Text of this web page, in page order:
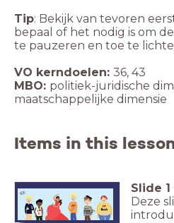
Tip: Bekijk van tevoren
bepaal of het nodig is om
te pauzeren en toe te
VO kerndoelen:
MBO: politiek-juridische
Items in this
Slide 1
Deze